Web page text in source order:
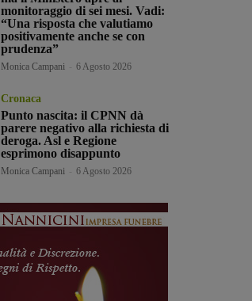
monitoraggio di sei mesi. Vadi:
“Una risposta che valutiamo
positivamente anche se con
prudenza”
Monica Campani 6 Agosto 2026
Cronaca
Punto nascita: il CPNN dà
parere negativo alla richiesta di
deroga. Asl e Regione
esprimono disappunto
Monica Campani 6 Agosto 2026